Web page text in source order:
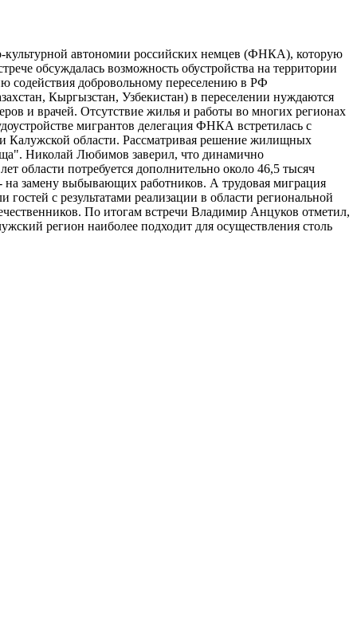
культурной автономии российских немцев (ФНКА), которую
обсуждалась возможность обустройства на территории
содействия добровольному переселению в РФ
Кыргызстан, Узбекистан) в переселении нуждаются
и врачей. Отсутствие жилья и работы во многих регионах
мигрантов делегация ФНКА встретилась с
Калужской области. Рассматривая решение жилищных
Николай Любимов заверил, что динамично
области потребуется дополнительно около 46,5 тысяч
на замену выбывающих работников. А трудовая миграция
с результатами реализации в области региональной
По итогам встречи Владимир Анцуков отметил,
регион наиболее подходит для осуществления столь